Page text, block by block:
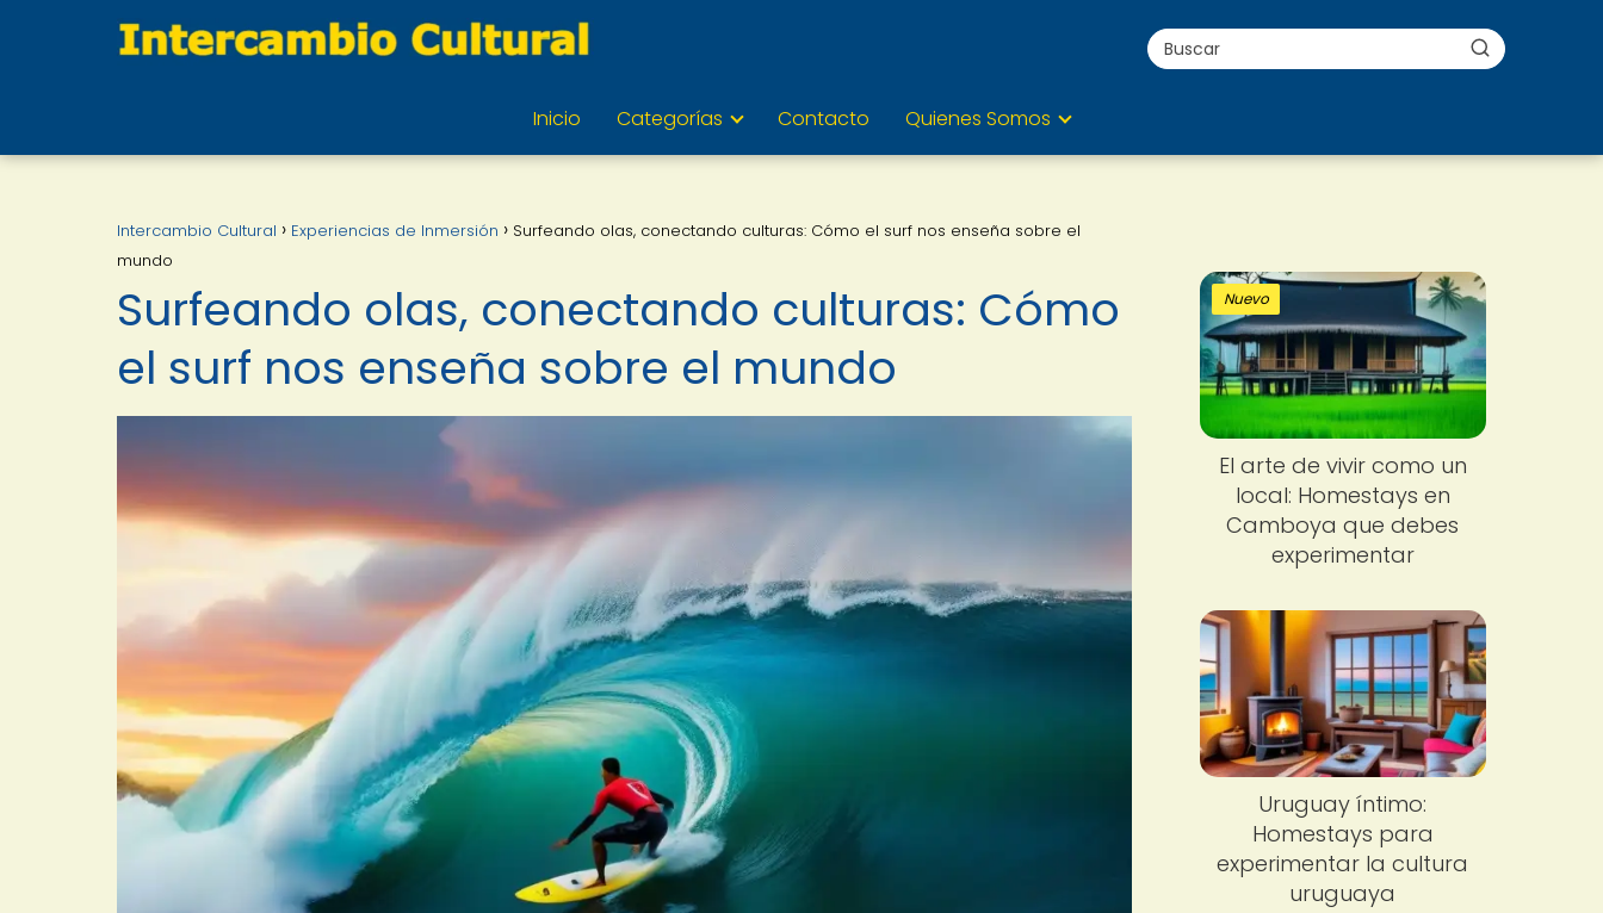
Inicio Categorías Contacto Quienes Somos
Intercambio Cultural Experiencias de Inmersión
Surfeando olas, conectando culturas: Cómo el surf nos enseña sobre el
mundo
Surfeando olas, conectando culturas: Cómo
el surf nos enseña sobre el mundo
Nuevo
El arte de vivir como un
local: Homestays en
Camboya que debes
experimentar
Uruguay íntimo:
Homestays para
experimentar la cultura
uruguaya